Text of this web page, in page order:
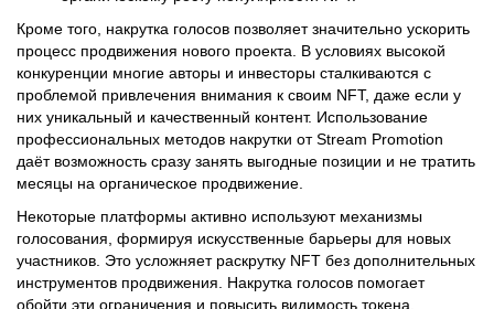
Кроме того, накрутка голосов позволяет значительно ускорить
конкуренции многие авторы и инвесторы сталкиваются с
проблемой привлечения внимания к своим NFT, даже если у
них уникальный и качественный контент. Использование
профессиональных методов накрутки от Stream Promotion
Некоторые платформы активно используют механизмы
голосования, формируя искусственные барьеры для новых
участников. Это усложняет раскрутку NFT без дополнительных
инструментов продвижения. Накрутка голосов помогает